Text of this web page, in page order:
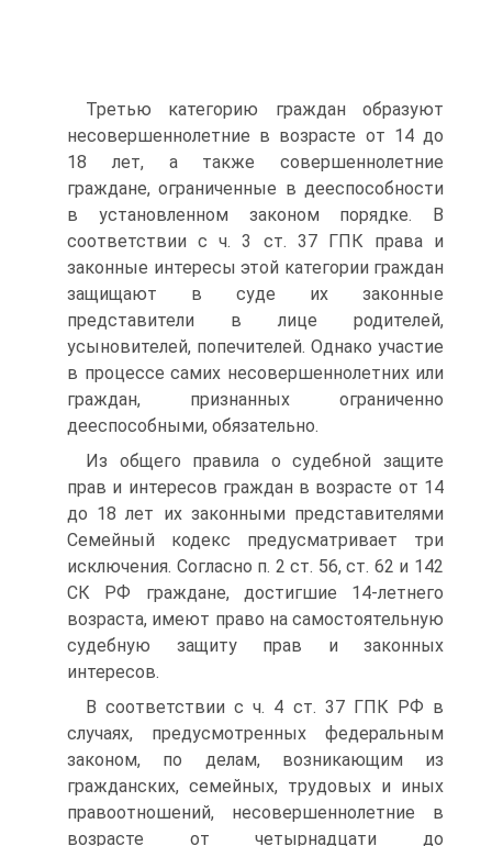
Третью категорию граждан образуют
несовершеннолетние в возрасте от 14 до
18 лет, а также совершеннолетние
граждане, ограниченные в дееспособности
в установленном законом порядке. В
соответствии с ч. 3 ст. 37 ГПК права и
законные интересы этой категории граждан
защищают в суде их законные
представители в лице родителей,
усыновителей, попечителей. Однако участие
в процессе самих несовершеннолетних или
граждан, признанных ограниченно
дееспособными, обязательно.
Из общего правила о судебной защите
прав и интересов граждан в возрасте от 14
до 18 лет их законными представителями
Семейный кодекс предусматривает три
исключения. Согласно п. 2 ст. 56, ст. 62 и 142
СК РФ граждане, достигшие 14‑летнего
возраста, имеют право на самостоятельную
судебную защиту прав и законных
интересов.
В соответствии с ч. 4 ст. 37 ГПК РФ в
случаях, предусмотренных федеральным
законом, по делам, возникающим из
гражданских, семейных, трудовых и иных
правоотношений, несовершеннолетние в
возрасте от четырнадцати до